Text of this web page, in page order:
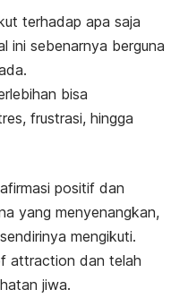
terhadap apa saja
ini sebenarnya berguna
bisa
frustrasi, hingga
positif dan
yang menyenangkan,
mengikuti.
attraction dan telah
jiwa.